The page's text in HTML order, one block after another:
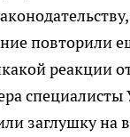
повторили
реакции
заглушку на